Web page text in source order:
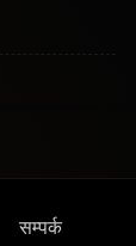
सम्पर्क